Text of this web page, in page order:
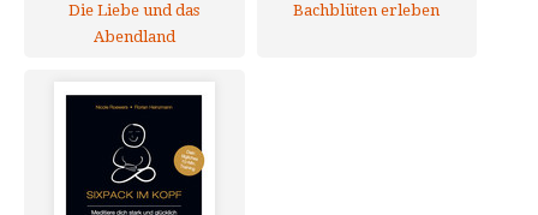
Die Liebe und das
Abendland
Bachblüten erleben